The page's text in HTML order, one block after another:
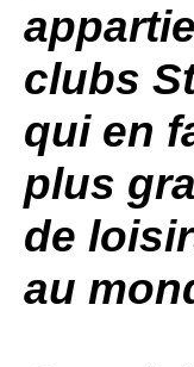
clubs
qui en
plus
de
au